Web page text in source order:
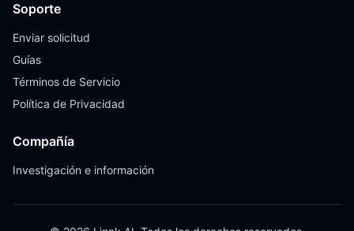
Soporte
Enviar solicitud
Guías
Términos de Servicio
Política de Privacidad
Compañía
Investigación e información